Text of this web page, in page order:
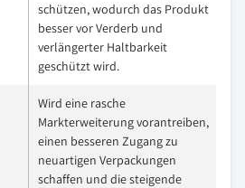
schützen, wodurch das Produkt
besser vor Verderb und
verlängerter Haltbarkeit
geschützt wird.
Wird eine rasche
Markterweiterung vorantreiben,
einen besseren Zugang zu
neuartigen Verpackungen
schaffen und die steigende